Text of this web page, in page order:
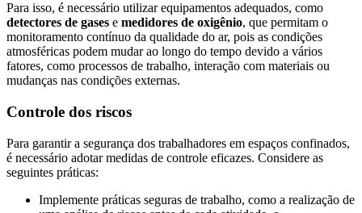
Para isso, é necessário utilizar equipamentos adequados, como
detectores de gases e medidores de oxigênio, que permitam o
monitoramento contínuo da qualidade do ar, pois as condições
atmosféricas podem mudar ao longo do tempo devido a vários
fatores, como processos de trabalho, interação com materiais ou
mudanças nas condições externas.
Controle dos riscos
Para garantir a segurança dos trabalhadores em espaços confinados,
é necessário adotar medidas de controle eficazes. Considere as
seguintes práticas:
Implemente práticas seguras de trabalho, como a realização de